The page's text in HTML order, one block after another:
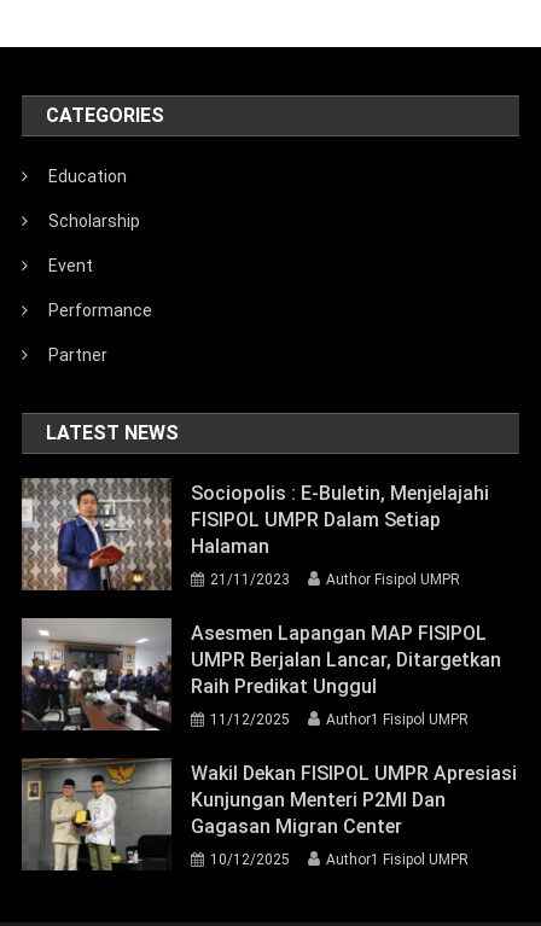
CATEGORIES
Education
Scholarship
Event
Performance
Partner
LATEST NEWS
Sociopolis : E-Buletin, Menjelajahi
FISIPOL UMPR Dalam Setiap
Halaman
21/11/2023 Author Fisipol UMPR
Asesmen Lapangan MAP FISIPOL
UMPR Berjalan Lancar, Ditargetkan
Raih Predikat Unggul
11/12/2025 Author1 Fisipol UMPR
Wakil Dekan FISIPOL UMPR Apresiasi
Kunjungan Menteri P2MI Dan
Gagasan Migran Center
10/12/2025 Author1 Fisipol UMPR